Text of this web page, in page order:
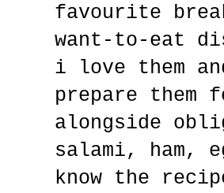
favourite
want-to-eat
i love them
prepare
alongside
salami, ham,
know the